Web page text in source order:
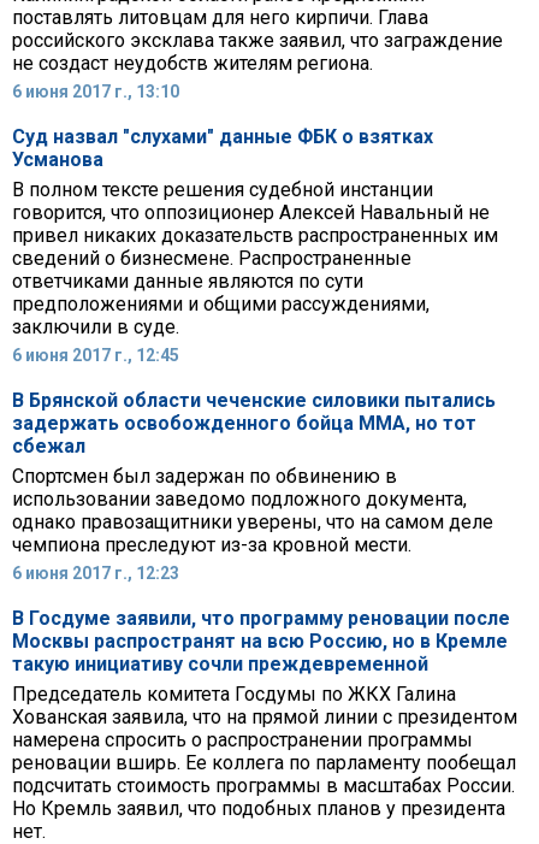
поставлять литовцам для него кирпичи. Глава
российского эксклава также заявил, что заграждение
не создаст неудобств жителям региона.
6 июня 2017 г., 13:10
Суд назвал "слухами" данные ФБК о взятках
Усманова
В полном тексте решения судебной инстанции
говорится, что оппозиционер Алексей Навальный не
привел никаких доказательств распространенных им
сведений о бизнесмене. Распространенные
ответчиками данные являются по сути
предположениями и общими рассуждениями,
заключили в суде.
6 июня 2017 г., 12:45
В Брянской области чеченские силовики пытались
задержать освобожденного бойца ММА, но тот
сбежал
Спортсмен был задержан по обвинению в
использовании заведомо подложного документа,
однако правозащитники уверены, что на самом деле
чемпиона преследуют из-за кровной мести.
6 июня 2017 г., 12:23
В Госдуме заявили, что программу реновации после
Москвы распространят на всю Россию, но в Кремле
такую инициативу сочли преждевременной
Председатель комитета Госдумы по ЖКХ Галина
Хованская заявила, что на прямой линии с президентом
намерена спросить о распространении программы
реновации вширь. Ее коллега по парламенту пообещал
подсчитать стоимость программы в масштабах России.
Но Кремль заявил, что подобных планов у президента
нет.